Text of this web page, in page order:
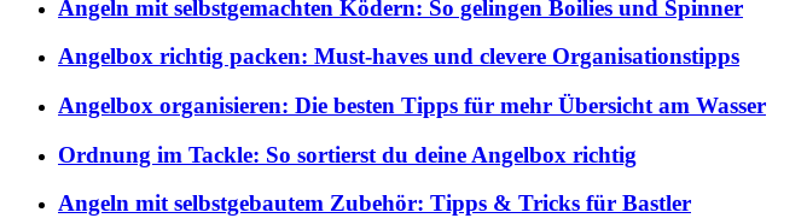
Angeln mit selbstgemachten Ködern: So gelingen Boilies und Spinner
Angelbox richtig packen: Must-haves und clevere Organisationstipps
Angelbox organisieren: Die besten Tipps für mehr Übersicht am Wasser
Ordnung im Tackle: So sortierst du deine Angelbox richtig
Angeln mit selbstgebautem Zubehör: Tipps & Tricks für Bastler